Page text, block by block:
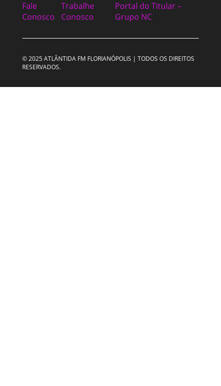
Fale
Conosco
Trabalhe
Conosco
Portal do Titular –
Grupo NC
© 2025 ATLÂNTIDA FM FLORIANÓPOLIS | TODOS OS DIREITOS
RESERVADOS.